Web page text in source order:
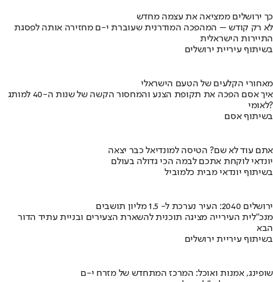
כך ירושלים ממציאה את עצמה מחדש
לא רק קודש – המהפכה המודרנית שעוברת י-ם מחזירה אותה לפסגת
התיירות הישראלית
בשיתוף עיריית ירושלים
מאחורי הקלעים של הטעם הישראלי
איך אסם הפכה את תקופת הצנע והמחסור הקשה של שנות ה-40 למותג
לאומי?
בשיתוף אסם
אתם עוד לא שם? הטיסה למונדיאל כבר יצאה
יונדאי לוקחת אתכם לבמה הכי גדולה בעולם
בשיתוף יונדאי מבית כלמוביל
ירושלים 2040: העיר נערכת ל- 1.5 מליון תושבים
מנכ"לית העירייה מציגה תוכנית להשארת הצעירים ובניית עתיד הדור
הבא
בשיתוף עיריית ירושלים
שופינג, אמנות ואוכל: המרכז המתחדש של מזרח י-ם